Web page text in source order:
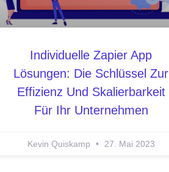
Individuelle Zapier App
Lösungen: Die Schlüssel Zur
Effizienz Und Skalierbarkeit
Für Ihr Unternehmen
Kevin Quiskamp 27. Mai 2023